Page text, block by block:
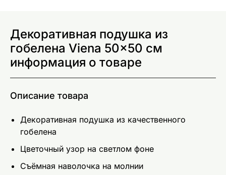
Декоративная подушка из
гобелена Viena 50x50 см
информация о товаре
Описание товара
Декоративная подушка из качественного
гобелена
Цветочный узор на светлом фоне
Съёмная наволочка на молнии